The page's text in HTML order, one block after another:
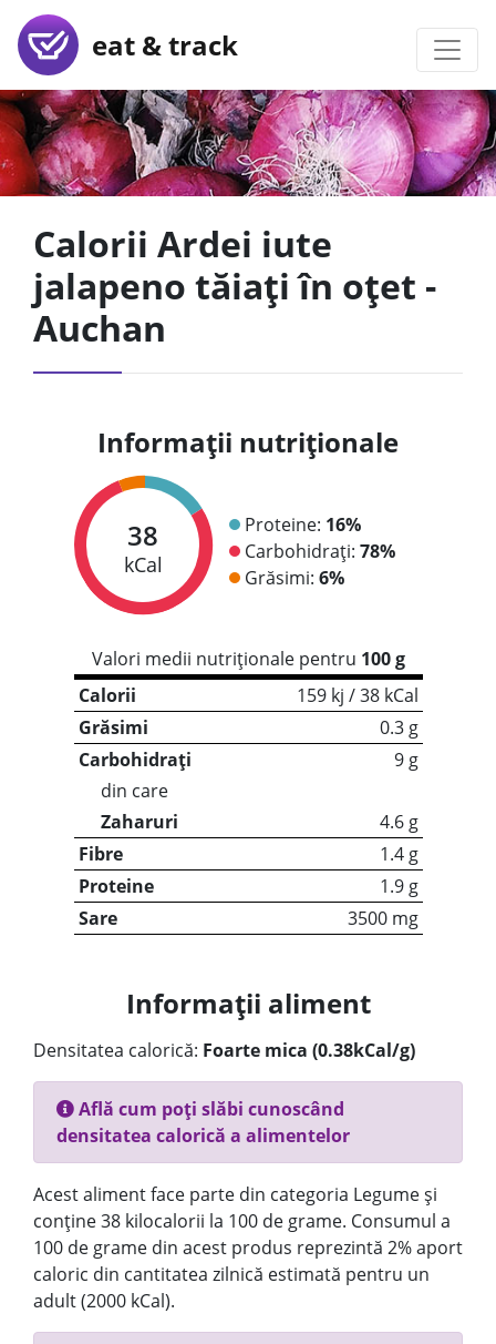
eat & track
Calorii Ardei iute
jalapeno tăiați în oțet -
Auchan
Informații nutriționale
38
kCal
Proteine: 16%
Carbohidrați: 78%
Grăsimi: 6%
Valori medii nutriționale pentru 100 g
Calorii
159 kj / 38 kCal
Grăsimi
0.3 g
Carbohidrați
9 g
din care
Zaharuri
4.6 g
Fibre
1.4 g
Proteine
1.9 g
Sare
3500 mg
Informații aliment
Densitatea calorică: Foarte mica (0.38kCal/g)
Află cum poți slăbi cunoscând
densitatea calorică a alimentelor
Acest aliment face parte din categoria Legume și
conține 38 kilocalorii la 100 de grame. Consumul a
100 de grame din acest produs reprezintă 2% aport
caloric din cantitatea zilnică estimată pentru un
adult (2000 kCal).